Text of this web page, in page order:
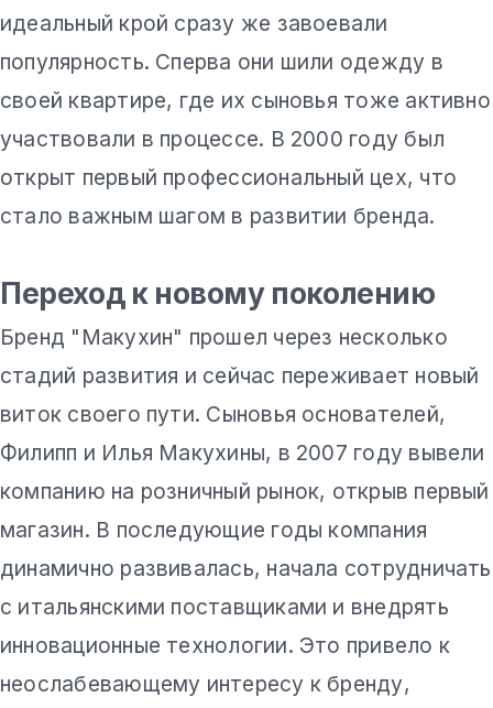
идеальный крой сразу же завоевали
популярность. Сперва они шили одежду в
своей квартире, где их сыновья тоже активно
участвовали в процессе. В 2000 году был
открыт первый профессиональный цех, что
стало важным шагом в развитии бренда.
Переход к новому поколению
Бренд "Макухин" прошел через несколько
стадий развития и сейчас переживает новый
виток своего пути. Сыновья основателей,
Филипп и Илья Макухины, в 2007 году вывели
компанию на розничный рынок, открыв первый
магазин. В последующие годы компания
динамично развивалась, начала сотрудничать
с итальянскими поставщиками и внедрять
инновационные технологии. Это привело к
неослабевающему интересу к бренду,